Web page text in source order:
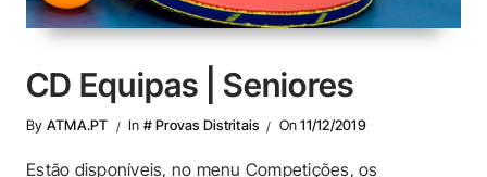
CD Equipas | Seniores
By ATMA.PT In # Provas Distritais On11/12/2019
Estão disponíveis, no menu Competições, os